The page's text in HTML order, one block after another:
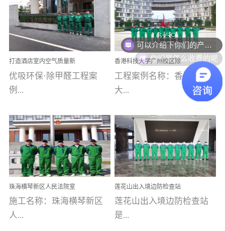
品质量，我们每一批的生
产产品都经过严格的质检
程序；生产车间为优吸总
部和全国分支机构生产光
触媒、净醛王、祛味剂等
优吸系列产品，保质保量
完成生产任务，确保全国
求。资质优势团队优势分
支优势优吸环保是一棵正
茁壮成长的树，只要我们
人人都爱护她、珍惜她、
她将越来越枝繁叶茂，终
将会成为一棵参天大树！
优吸环保截止2020年拥有
全国600家网点分支机构。
案例【深圳安居乐寓】室
内空气治理项目深圳安居
乐寓 深圳市安居乐寓
为深圳安居集团旗下城...
例(学校工装节选)广州南沙
小学(珠江湾校区)项目地
址：广州市南沙区海滨路
南沙珠江湾江门市蓬江区
禾...
打造酒店室内空气质量新
标杆——优吸环保·标杆之
作：东莞美豪雅致酒店室
内空气治理工程纪实
优吸环保·除甲醛工程案
例...
【东莞美豪雅致酒店】室
内空气治理项目东莞美豪
雅致酒店 东莞美豪雅
致酒店是为中高端人士...
香港科技大学广州校区除
甲醛项目圆满完成
工程案例名称：香港科技
大...
学广州校区室内空气治
理 工程案例地址：广
州南沙区·香港科技大学(广
州)校区 工程案...
珠海横琴新区人民法院室
内除甲醛空气治理项目
施工名称：珠海横琴新区
人...
莲花山出入境边防检查站
室内除甲醛空气治理项目
莲花山出入境边防检查站
是...
可以介绍下你们的产品么
你们是怎么收费的呢